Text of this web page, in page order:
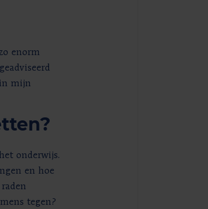
enorm
mijn
onderwijs.
en hoe
tegen?